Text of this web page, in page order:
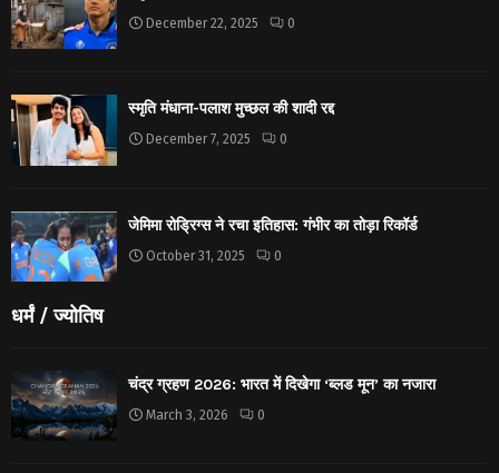
December 22, 2025 0
स्मृति मंधाना-पलाश मुच्छल की शादी रद्द
December 7, 2025 0
जेमिमा रोड्रिग्स ने रचा इतिहास: गंभीर का तोड़ा रिकॉर्ड
October 31, 2025 0
धर्मं / ज्योतिष
चंद्र ग्रहण 2026: भारत में दिखेगा ‘ब्लड मून’ का नजारा
March 3, 2026 0